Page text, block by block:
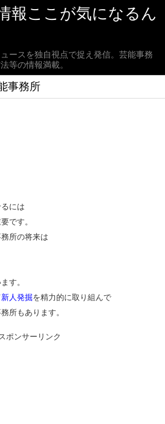
報ここが気になるん
ースを独自視点で捉え発信。芸能事務
等の情報満載。
事務所
には
です。
所の将来は
す。
新人発掘を精力的に取り組んで
所もあります。
ポンサーリンク